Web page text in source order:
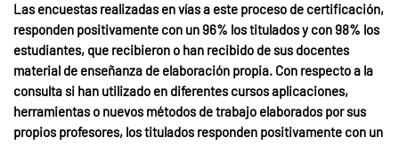
Las encuestas realizadas en vías a este proceso de certificación,
responden positivamente con un 96% los titulados y con 98% los
estudiantes, que recibieron o han recibido de sus docentes
material de enseñanza de elaboración propia. Con respecto a la
consulta si han utilizado en diferentes cursos aplicaciones,
herramientas o nuevos métodos de trabajo elaborados por sus
propios profesores, los titulados responden positivamente con un